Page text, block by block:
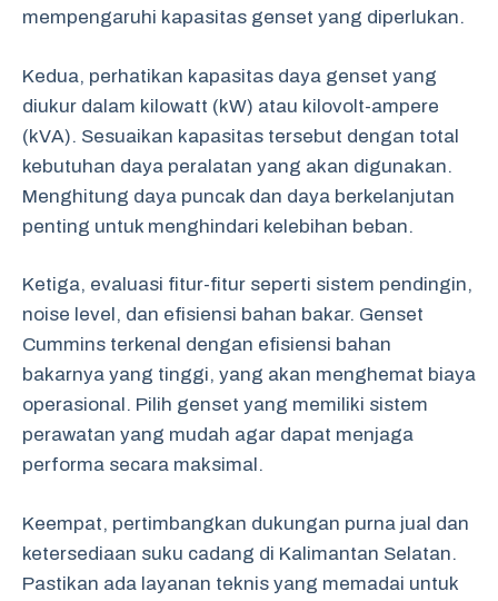
mempengaruhi kapasitas genset yang diperlukan.
Kedua, perhatikan kapasitas daya genset yang
diukur dalam kilowatt (kW) atau kilovolt-ampere
(kVA). Sesuaikan kapasitas tersebut dengan total
kebutuhan daya peralatan yang akan digunakan.
Menghitung daya puncak dan daya berkelanjutan
penting untuk menghindari kelebihan beban.
Ketiga, evaluasi fitur-fitur seperti sistem pendingin,
noise level, dan efisiensi bahan bakar. Genset
Cummins terkenal dengan efisiensi bahan
bakarnya yang tinggi, yang akan menghemat biaya
operasional. Pilih genset yang memiliki sistem
perawatan yang mudah agar dapat menjaga
performa secara maksimal.
Keempat, pertimbangkan dukungan purna jual dan
ketersediaan suku cadang di Kalimantan Selatan.
Pastikan ada layanan teknis yang memadai untuk